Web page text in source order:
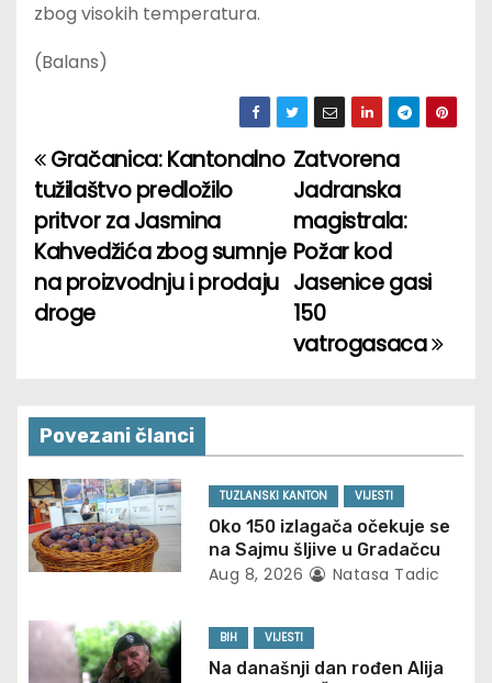
zbog visokih temperatura.
(Balans)
P
o
s
t
v
i
g
a
t
Zatvorena
Jadranska
magistrala:
Požar kod
Jasenice gasi
150
vatrogasaca
Gračanica: Kantonalno
tužilaštvo predložilo
pritvor za Jasmina
Kahvedžića zbog sumnje
na proizvodnju i prodaju
droge
Povezani članci
TUZLANSKI KANTON VIJESTI
Oko 150 izlagača očekuje se
na Sajmu šljive u Gradačcu
Aug 8, 2026 Natasa Tadic
BIH VIJESTI
Na današnji dan rođen Alija